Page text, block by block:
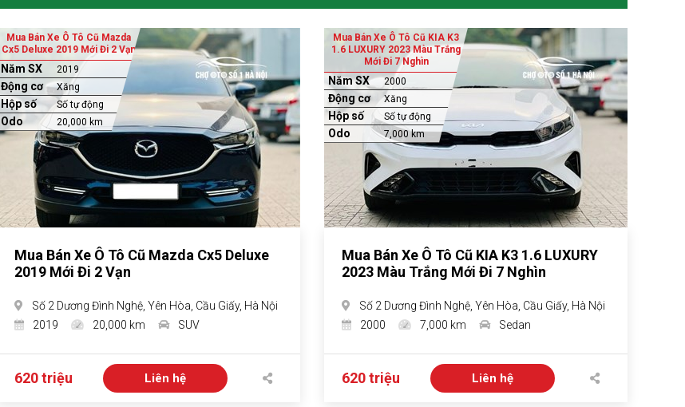
Mua Bán Xe Ô Tô Cũ Mazda
Cx5 Deluxe 2019 Mới Đi 2 Vạn
Năm SX 2019
Động cơ Xăng
Hộp số Số tự động
Odo 20,000 km
Mua Bán Xe Ô Tô Cũ Mazda Cx5 Deluxe
2019 Mới Đi 2 Vạn
Số 2 Dương Đình Nghệ, Yên Hòa, Cầu Giấy, Hà Nội
2019
20,000 km SUV
620 triệu Liên hệ
Mua Bán Xe Ô Tô Cũ KIA K3
1.6 LUXURY 2023 Màu Trắng
Mới Đi 7 Nghìn
Năm SX 2000
Động cơ Xăng
Hộp số Số tự động
Odo 7,000 km
Mua Bán Xe Ô Tô Cũ KIA K3 1.6 LUXURY
2023 Màu Trắng Mới Đi 7 Nghìn
Số 2 Dương Đình Nghệ, Yên Hòa, Cầu Giấy, Hà Nội
2000
7,000 km Sedan
620 triệu Liên hệ